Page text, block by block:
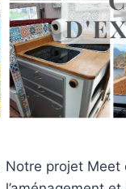
Notre projet Meet